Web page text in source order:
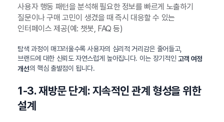
사용자 행동 패턴을 분석해 필요한 정보를 빠르게 노출하기
질문이나 구매 고민이 생겼을 때 즉시 대응할 수 있는
인터페이스 제공(예: 챗봇, FAQ 등)
탐색 과정이 매끄러울수록 사용자의 심리적 거리감은 줄어들고,
브랜드에 대한 신뢰도 자연스럽게 높아집니다. 이는 장기적인 고객 여정
개선의 핵심 출발점이 됩니다.
1-3. 재방문 단계: 지속적인 관계 형성을 위한
설계